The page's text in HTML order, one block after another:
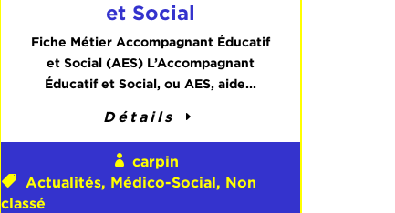
et Social
Fiche Métier Accompagnant Éducatif
et Social (AES) L’Accompagnant
Éducatif et Social, ou AES, aide...
Détails
carpin
Actualités, Médico-Social, Non
classé